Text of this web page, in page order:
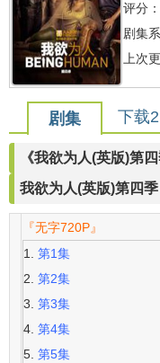
评分：
剧集
上次
剧集 下载2
《我欲为人(英版)第
我欲为人(英版)第四
『无字720P』
第1集
第2集
第3集
第4集
第5集